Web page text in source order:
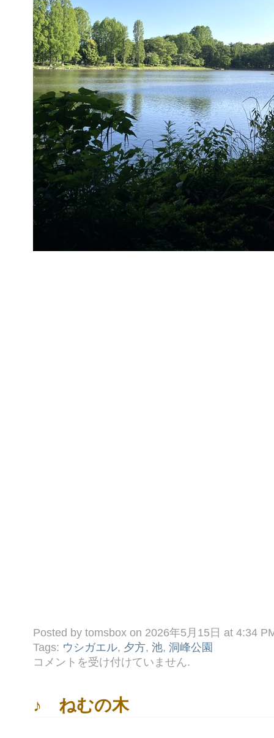
Posted by tomsbox on 2026年5月15日 at 4:34
Tags: ウシガエル, 夕方, 池, 洞峰公園
♫
今
峰
公
コメントを受け付けていません.
♪ ねむの木